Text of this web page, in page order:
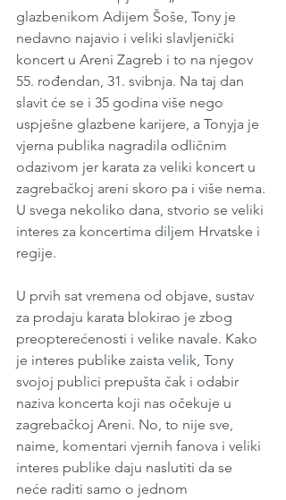
glazbenikom Adijem Šoše, Tony je
nedavno najavio i veliki slavljenički
koncert u Areni Zagreb i to na njegov
55. rođendan, 31. svibnja. Na taj dan
slavit će se i 35 godina više nego
uspješne glazbene karijere, a Tonyja je
vjerna publika nagradila odličnim
odazivom jer karata za veliki koncert u
zagrebačkoj areni skoro pa i više nema.
U svega nekoliko dana, stvorio se veliki
interes za koncertima diljem Hrvatske i
regije.
U prvih sat vremena od objave, sustav
za prodaju karata blokirao je zbog
preopterećenosti i velike navale. Kako
je interes publike zaista velik, Tony
svojoj publici prepušta čak i odabir
naziva koncerta koji nas očekuje u
zagrebačkoj Areni. No, to nije sve,
naime, komentari vjernih fanova i veliki
interes publike daju naslutiti da se
neće raditi samo o jednom